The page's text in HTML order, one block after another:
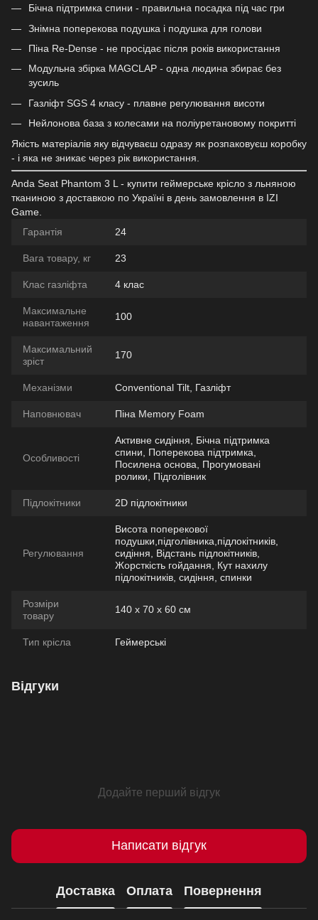
Бічна підтримка спини - правильна посадка під час гри
Знімна поперекова подушка і подушка для голови
Піна Re-Dense - не просідає після років використання
Модульна збірка MAGCLAP - одна людина збирає без
зусиль
Газліфт SGS 4 класу - плавне регулювання висоти
Нейлонова база з колесами на поліуретановому покритті
Якість матеріалів яку відчуваєш одразу як розпаковуєш коробку
- і яка не зникає через рік використання.
Anda Seat Phantom 3 L - купити геймерське крісло з льняною
тканиною з доставкою по Україні в день замовлення в IZI
Game.
Гарантія
24
Вага товару, кг 23
Клас газліфта 4 клас
Максимальне
навантаження
100
Максимальний
зріст
170
Механізми Conventional Tilt, Газліфт
Наповнювач Піна Memory Foam
Особливості
Активне сидіння, Бічна підтримка
спини, Поперекова підтримка,
Посилена основа, Прогумовані
ролики, Підголівник
Підлокітники 2D підлокітники
Регулювання
Висота поперекової
подушки,підголівника,підлокітників,
сидіння, Відстань підлокітників,
Жорсткість гойдання, Кут нахилу
підлокітників, сидіння, спинки
Розміри
товару
140 х 70 х 60 см
Тип крісла Геймерські
Відгуки
Додайте перший відгук
Написати відгук
Доставка Оплата Повернення